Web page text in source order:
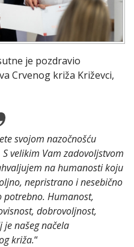
je pozdravio
Crvenog križa Križevci,
svojom nazočnošću
velikim Vam zadovoljstvom
na humanosti koju
nepristrano i nesebično
Humanost,
dobrovoljnost,
našeg načela
križa.“